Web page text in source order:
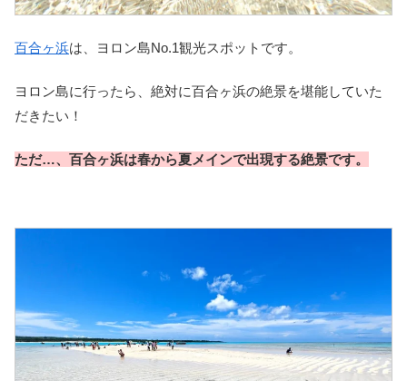
百合ヶ浜は、ヨロン島No.1観光スポットです。
ヨロン島に行ったら、絶対に百合ヶ浜の絶景を堪能していた
だきたい！
ただ…、百合ヶ浜は春から夏メインで出現する絶景です。